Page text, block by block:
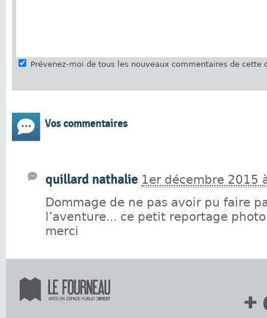
Prévenez-moi de tous les nouveaux commentaires de cette
Vos commentaires
quillard nathalie 1er décembre 2015
Dommage de ne pas avoir pu faire
l’aventure... ce petit reportage
merci
+